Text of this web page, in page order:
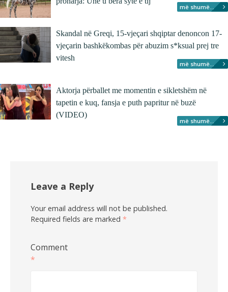
më shumë...
Skandal në Greqi, 15-vjeçari shqiptar denoncon 17-
vjeçarin bashkëkombas për abuzim s*ksual prej tre
vitesh
më shumë...
Aktorja përballet me momentin e sikletshëm në
tapetin e kuq, fansja e puth papritur në buzë
(VIDEO)
më shumë...
Leave a Reply
Your email address will not be published.
Required fields are marked *
Comment
*